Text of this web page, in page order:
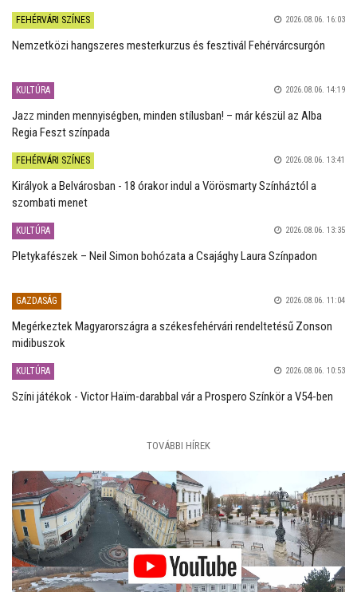
FEHÉRVÁRI SZÍNES 2026.08.06. 16:03
Nemzetközi hangszeres mesterkurzus és fesztivál Fehérvárcsurgón
KULTÚRA 2026.08.06. 14:19
Jazz minden mennyiségben, minden stílusban! – már készül az Alba
Regia Feszt színpada
FEHÉRVÁRI SZÍNES 2026.08.06. 13:41
Királyok a Belvárosban - 18 órakor indul a Vörösmarty Színháztól a
szombati menet
KULTÚRA 2026.08.06. 13:35
Pletykafészek – Neil Simon bohózata a Csajághy Laura Színpadon
GAZDASÁG 2026.08.06. 11:04
Megérkeztek Magyarországra a székesfehérvári rendeltetésű Zonson
midibuszok
KULTÚRA 2026.08.06. 10:53
Színi játékok - Victor Haïm-darabbal vár a Prospero Színkör a V54-ben
TOVÁBBI HÍREK